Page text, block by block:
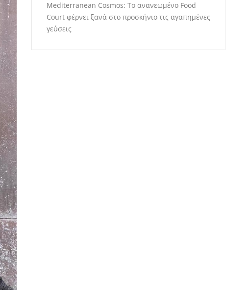
Mediterranean Cosmos: Το ανανεωμένο Food
Court φέρνει ξανά στο προσκήνιο τις αγαπημένες
γεύσεις